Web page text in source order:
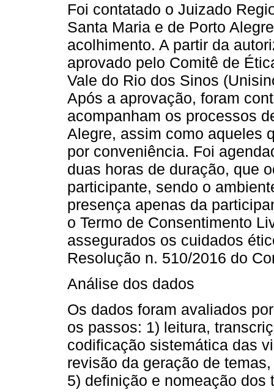
Foi contatado o Juizado
Santa Maria e de Porto
acolhimento. A partir da
aprovado pelo Comitê de
Vale do Rio dos Sinos
Após a aprovação, foram
acompanham os processos
Alegre, assim como aqueles
por conveniência. Foi
duas horas de duração, que
participante, sendo o
presença apenas da
o Termo de Consentimento
assegurados os cuidados
Resolução n. 510/2016 do
Análise dos dados
Os dados foram avaliados
os passos: 1) leitura,
codificação sistemática das
revisão da geração de
5) definição e nomeação dos